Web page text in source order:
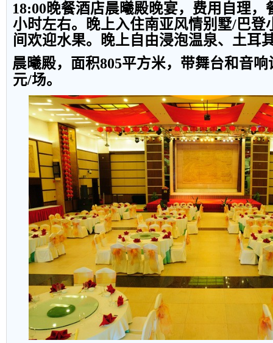
18:00晚餐酒店晨曦殿晚宴，费用自理，
小时左右。晚上入住南亚风情别墅/巴登
间欢迎水果。晚上自由浸泡温泉、土耳
晨曦殿，面积805平方米，带舞台和音
元/场。